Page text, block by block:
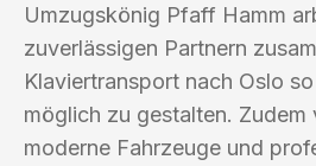
Umzugskönig Pfaff Hamm
zuverlässigen Partnern
Klaviertransport nach Oslo
möglich zu gestalten. Zudem
moderne Fahrzeuge und